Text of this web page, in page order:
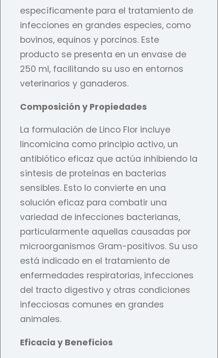
específicamente para el tratamiento de
infecciones en grandes especies, como
bovinos, equinos y porcinos. Este
producto se presenta en un envase de
250 ml, facilitando su uso en entornos
veterinarios y ganaderos.
Composición y Propiedades
La formulación de Linco Flor incluye
lincomicina como principio activo, un
antibiótico eficaz que actúa inhibiendo la
síntesis de proteínas en bacterias
sensibles. Esto lo convierte en una
solución eficaz para combatir una
variedad de infecciones bacterianas,
particularmente aquellas causadas por
microorganismos Gram-positivos. Su uso
está indicado en el tratamiento de
enfermedades respiratorias, infecciones
del tracto digestivo y otras condiciones
infecciosas comunes en grandes
animales.
Eficacia y Beneficios